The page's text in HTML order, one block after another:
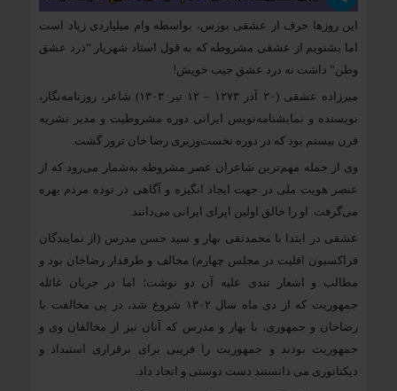
این روزها حرف از عشقی بورس، بواسطه وام میلیاردی زیاد است
اما بشنویم از عشقی مشروطه که به قول استاد شهریار “درد عشق
وطن” داشت نه درد عشق جیب خویش!
میرزاده عشقی (۲۰ آذر ۱۲۷۳ – ۱۲ تیر ۱۳۰۳) شاعر، روزنامه‌نگار،
نویسنده و نمایشنامه‌نویس ایرانی دوره مشروطیت و مدیر نشریه
قرن بیستم بود که در دوره نخست‌وزیری رضا خان ترور گشت.
وی از جمله مهم‌ترین شاعران عصر مشروطه به‌شمار می‌رود که از
عنصر هویت ملی در جهت ایجاد انگیزه و آگاهی در توده مردم بهره
می‌گرفت. او را خالق اولین اپرای ایرانی می‌دانند.
عشقی در ابتدا با محمدتقی بهار و سید حسن مدرس (از نمایندگان
فراکسیون اقلیت در مجلس چهارم) مخالف و طرفدار رضاخان بود و
مطالب و اشعار تندی علیه آن دو نوشت؛ اما در جریان غائله
جمهوریت که از دی ماه سال ۱۳۰۲ شروع شد، در پی مخالفت با
رضاخان و جمهوری، با بهار و مدرس که آنان نیز از مخالفان وی و
جمهوریت بودند و جمهوریت را فریبی برای برقراری استبداد و
دیکتاتوری می دانستند دست دوستی و اتحاد داد.